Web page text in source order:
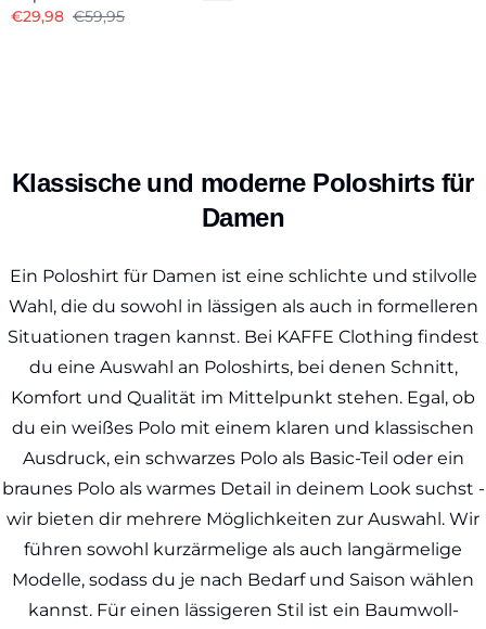
€29,98 €59,95
Klassische und moderne Poloshirts für
Damen
Ein Poloshirt für Damen ist eine schlichte und stilvolle
Wahl, die du sowohl in lässigen als auch in formelleren
Situationen tragen kannst. Bei KAFFE Clothing findest
du eine Auswahl an Poloshirts, bei denen Schnitt,
Komfort und Qualität im Mittelpunkt stehen. Egal, ob
du ein weißes Polo mit einem klaren und klassischen
Ausdruck, ein schwarzes Polo als Basic-Teil oder ein
braunes Polo als warmes Detail in deinem Look suchst -
wir bieten dir mehrere Möglichkeiten zur Auswahl. Wir
führen sowohl kurzärmelige als auch langärmelige
Modelle, sodass du je nach Bedarf und Saison wählen
kannst. Für einen lässigeren Stil ist ein Baumwoll-